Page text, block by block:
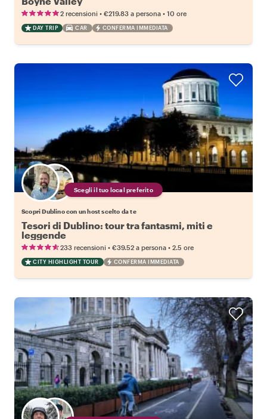
2 recensioni • €219.83 a persona • 10 ore
DAY TRIP CAR CONFERMA IMMEDIATA
Scegli il tuo local preferito
Scopri Dublino con un host scelto da te
Tesori di Dublino: tour tra fantasmi, miti e
leggende
233 recensioni • €39.52 a persona • 2.5 ore
CITY HIGHLIGHT TOUR CONFERMA IMMEDIATA